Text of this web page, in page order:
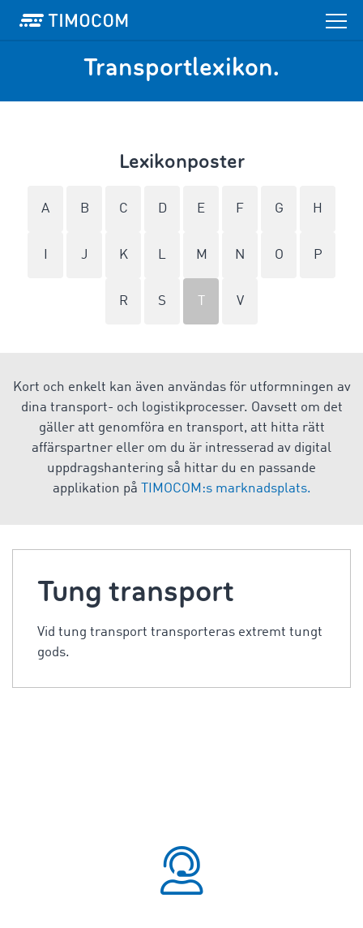
Transportlexikon.
Lexikonposter
A B C D E F G H
J K L M N O P
R S V
Kort och enkelt kan även användas för utformningen av
dina transport- och logistikprocesser. Oavsett om det
gäller att genomföra en transport, att hitta rätt
affärspartner eller om du är intresserad av digital
uppdragshantering så hittar du en passande
applikation på
TIMOCOM:s marknadsplats.
Tung transport
Vid tung transport transporteras extremt tungt
gods.